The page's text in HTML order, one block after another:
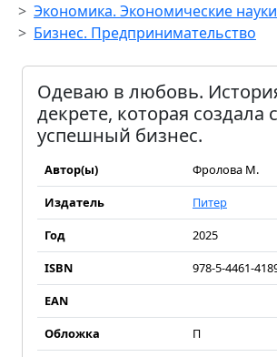
Экономика. Экономические науки
Бизнес. Предпринимательство
Одеваю в любовь.
декрете, которая создала
успешный бизнес.
Автор(ы)
Фролова М.
Издатель
Питер
Год
2025
ISBN
978-5-4461-
EAN
Обложка
П